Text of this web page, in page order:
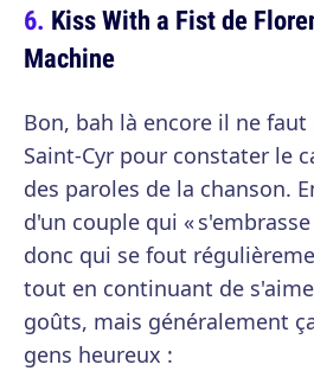
Kiss With a Fist de
Machine
Bon, bah là encore il ne
Saint-Cyr pour constater le
des paroles de la chanson.
d'un couple qui «
donc qui se fout
tout en continuant de
goûts, mais généralement
gens heureux :